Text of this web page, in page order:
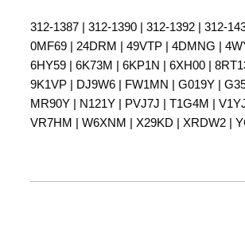
312-1387 | 312-1390 | 312-1392 | 312-
0MF69 | 24DRM | 49VTP | 4DMNG |
6HY59 | 6K73M | 6KP1N | 6XH00 |
9K1VP | DJ9W6 | FW1MN | G019Y |
MR90Y | N121Y | PVJ7J | T1G4M |
VR7HM | W6XNM | X29KD | XRDW2 |